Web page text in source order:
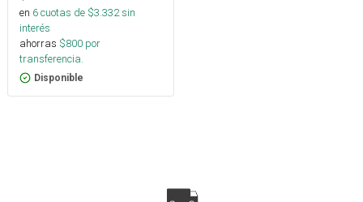
en 6cuotas de $3.332sin
interés
ahorras $800 por
transferencia.
Disponible